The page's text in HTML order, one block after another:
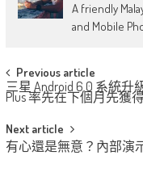
A friendly
and Mobile
Post
navigation
Previous article
三星 Android 6.0 系統升
Plus 率先在下個月先獲
Next article
有心還是無意？內部演